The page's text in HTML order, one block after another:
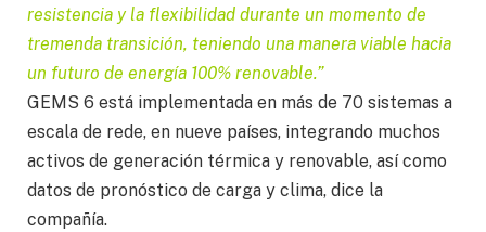
resistencia y la flexibilidad durante un momento de
tremenda transición, teniendo una manera viable hacia
un futuro de energía 100% renovable.”
GEMS 6 está implementada en más de 70 sistemas a
escala de rede, en nueve países, integrando muchos
activos de generación térmica y renovable, así como
datos de pronóstico de carga y clima, dice la
compañía.